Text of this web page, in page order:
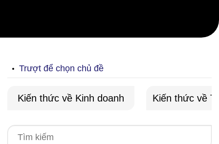
Trượt để chọn chủ đề
Kiến thức về Kinh doanh Kiến thức về